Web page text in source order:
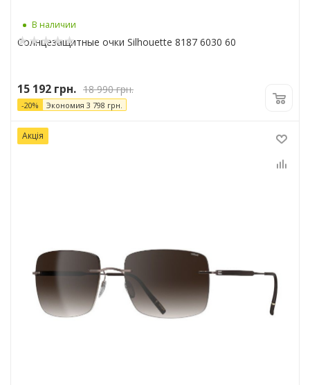
В наличии
Солнцезащитные очки Silhouette 8187 6030 60
15 192 грн. 18 990грн.
-20% Экономия 3 798 грн.
Акція